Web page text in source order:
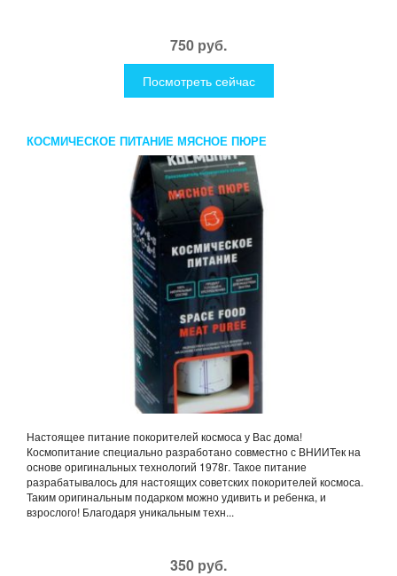
750 руб.
Посмотреть сейчас
КОСМИЧЕСКОЕ ПИТАНИЕ МЯСНОЕ ПЮРЕ
Настоящее питание покорителей космоса у Вас дома!
Космопитание специально разработано совместно с ВНИИТек на
основе оригинальных технологий 1978г. Такое питание
разрабатывалось для настоящих советских покорителей космоса.
Таким оригинальным подарком можно удивить и ребенка, и
взрослого! Благодаря уникальным техн...
350 руб.